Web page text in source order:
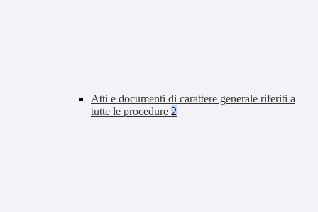
Atti e documenti di carattere generale riferiti a
tutte le procedure 2